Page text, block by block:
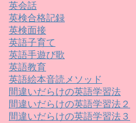
英会話
英検合格記録
英検面接
英語子育て
英語手遊び歌
英語教育
英語絵本音読メソッド
間違いだらけの英語学習法
間違いだらけの英語学習法２
間違いだらけの英語学習法３